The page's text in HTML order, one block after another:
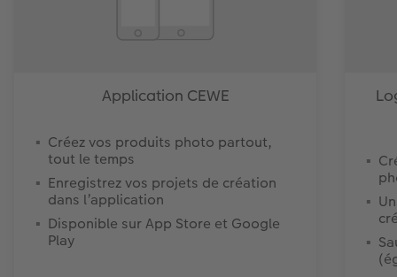
Application CEWE
Créez vos produits photo partout,
tout le temps
Enregistrez vos projets de création
dans l’application
Disponible sur App Store et Google
Play